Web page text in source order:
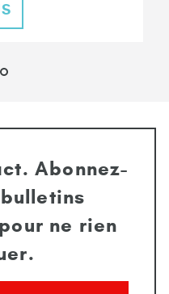
Abonnez-
ne rien